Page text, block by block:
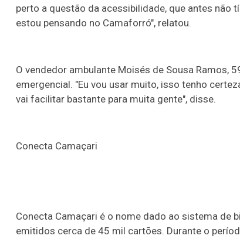
perto a questão da acessibilidade, que antes não
estou pensando no Camaforró", relatou.
O vendedor ambulante Moisés de Sousa Ramos,
emergencial. "Eu vou usar muito, isso tenho
vai facilitar bastante para muita gente", disse.
Conecta Camaçari
Conecta Camaçari é o nome dado ao sistema de
emitidos cerca de 45 mil cartões. Durante o